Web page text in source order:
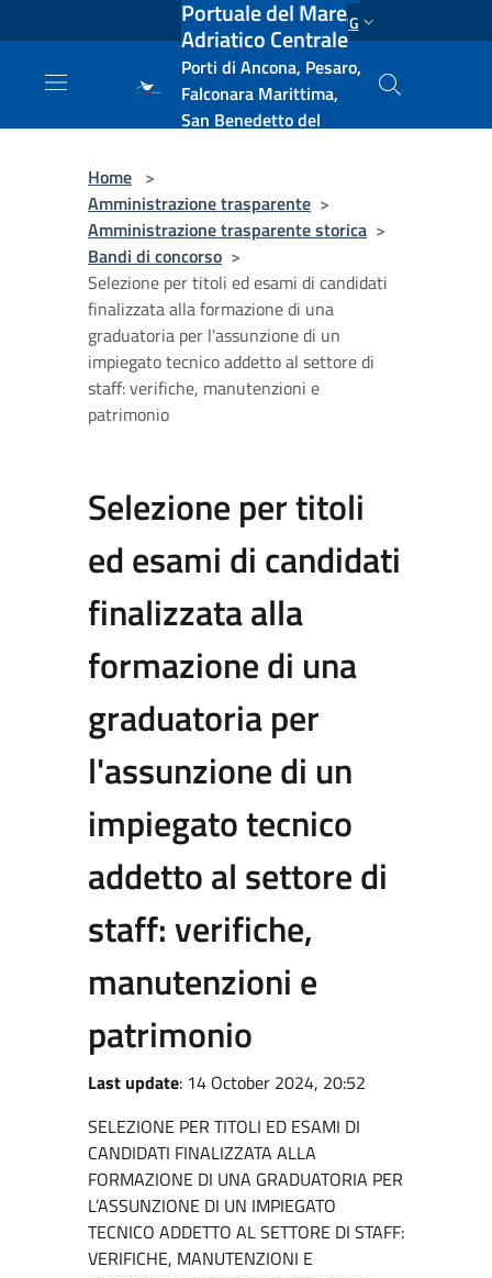
Salta al contenuto principale ENG
Portuale del Mare
Adriatico Centrale
Porti di Ancona, Pesaro,
Falconara Marittima,
San Benedetto del
Home >
Amministrazione trasparente >
Amministrazione trasparente storica >
Bandi di concorso >
Selezione per titoli ed esami di candidati
finalizzata alla formazione di una
graduatoria per l'assunzione di un
impiegato tecnico addetto al settore di
staff: verifiche, manutenzioni e
patrimonio
Selezione per titoli
ed esami di candidati
finalizzata alla
formazione di una
graduatoria per
l'assunzione di un
impiegato tecnico
addetto al settore di
staff: verifiche,
manutenzioni e
patrimonio
Last update: 14 October 2024, 20:52
SELEZIONE PER TITOLI ED ESAMI DI
CANDIDATI FINALIZZATA ALLA
FORMAZIONE DI UNA GRADUATORIA PER
L’ASSUNZIONE DI UN IMPIEGATO
TECNICO ADDETTO AL SETTORE DI STAFF:
VERIFICHE, MANUTENZIONI E